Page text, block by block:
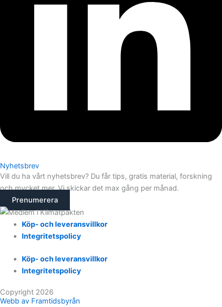
Nyhetsbrev
Vill du ha vårt nyhetsbrev? Du får tips, gratis material, forskning
och mycket mer. Vi skickar det max gång per månad.
Prenumerera
Köp- och leveransvillkor
Integritetspolicy
Köp- och leveransvillkor
Integritetspolicy
Copyright 2026
Webb av Framtidsbyrån